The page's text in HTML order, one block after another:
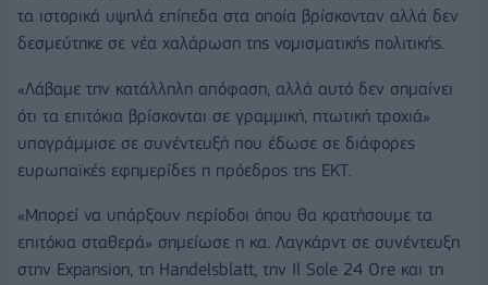
τα ιστορικά υψηλά επίπεδα στα οποία βρίσκονταν αλλά δεν
δεσμεύτηκε σε νέα χαλάρωση της νομισματικής πολιτικής.
«Λάβαμε την κατάλληλη απόφαση, αλλά αυτό δεν σημαίνει
ότι τα επιτόκια βρίσκονται σε γραμμική, πτωτική τροχιά»
υπογράμμισε σε συνέντευξή που έδωσε σε διάφορες
ευρωπαϊκές εφημερίδες η πρόεδρος της ΕΚΤ.
«Μπορεί να υπάρξουν περίοδοι όπου θα κρατήσουμε τα
επιτόκια σταθερά» σημείωσε η κα. Λαγκάρντ σε συνέντευξη
στην Expansion, τη Handelsblatt, την Il Sole 24 Ore και τη